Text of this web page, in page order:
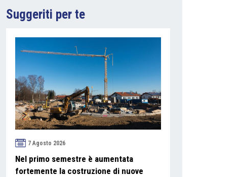
Suggeriti per te
7 Agosto 2026
Nel primo semestre è aumentata
fortemente la costruzione di nuove